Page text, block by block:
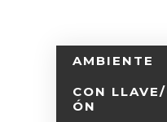
AMBIENTE
CON
ÓN